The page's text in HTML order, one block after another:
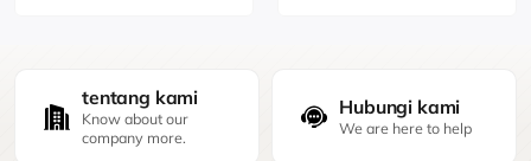
tentang kami
Know about our
company more.
Hubungi kami
We are here to help